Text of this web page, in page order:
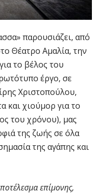
παρουσιάζει, από
Θέατρο Αμαλία, την
το βέλος του
έργο, σε
Χριστοπούλου,
και χιούμορ για το
του χρόνου), μας
της ζωής σε όλα
της αγάπης και
επίμονης,